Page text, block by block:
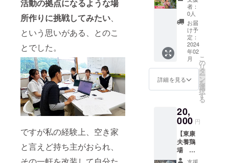
活動の拠点になるような場
所作りに挑戦してみたい、
という思いがある、とのこ
とでした。
ですが私の経験上、空き家
と言えど持ち主がおられ、
す。 ・
チケッ
トの有
効期
限
2024年
5月末
聞い
ちゃっ
てくだ
さい！
この
ミー
ティン
グでメ
ンバー
の活動
かもし
れませ
ん。 貴
重なご
意見も
お待ち
してお
た作り
まし
た。 多
少の汚
れや錆
びた釘
の跡、
傷など
もあり
ますが
ボック
スに仕
まし
た。 プ
ロジェ
クトの
り券】
えびの
市で唯
一「イ
チゴ狩
り」が
体験で
きるこ
とで人
気の
SEN's
ん！！
今回の
プロ
ジェク
トに快
く協力
してく
者：
0人
お届
け予
定：
2024
年02
月
詳細を見る
こ
の
リ
タ
ー
ン
を
選
択
す
る
20,
000 円
【東康
夫養鶏
場 康
卵たま